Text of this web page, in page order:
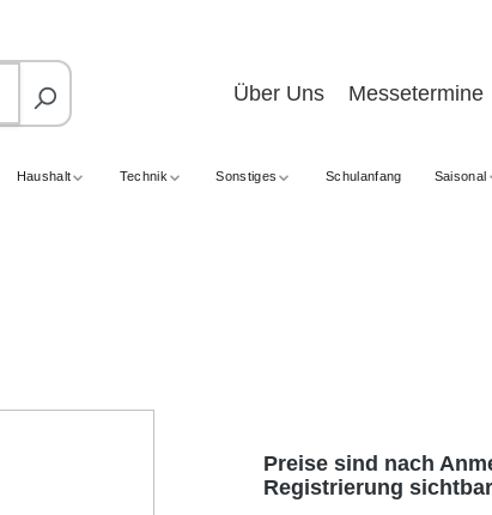
Über Uns Messetermine
Haushalt Technik Sonstiges Schulanfang Saisonal
Preise sind nach
Registrierung